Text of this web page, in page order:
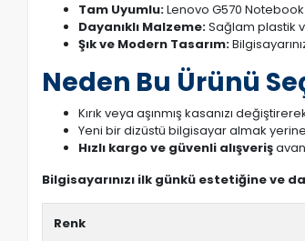
Tam Uyumlu:Lenovo G570
Dayanıklı Malzeme:Sağlam plastik
Şık ve Modern Tasarım:
Neden Bu Ürünü
Kırık veya aşınmış kasanızı
Yeni bir dizüstü bilgisayar almak
Hızlı kargo ve güvenli alışveriş
Bilgisayarınızı ilk günkü estetiğine ve
Renk